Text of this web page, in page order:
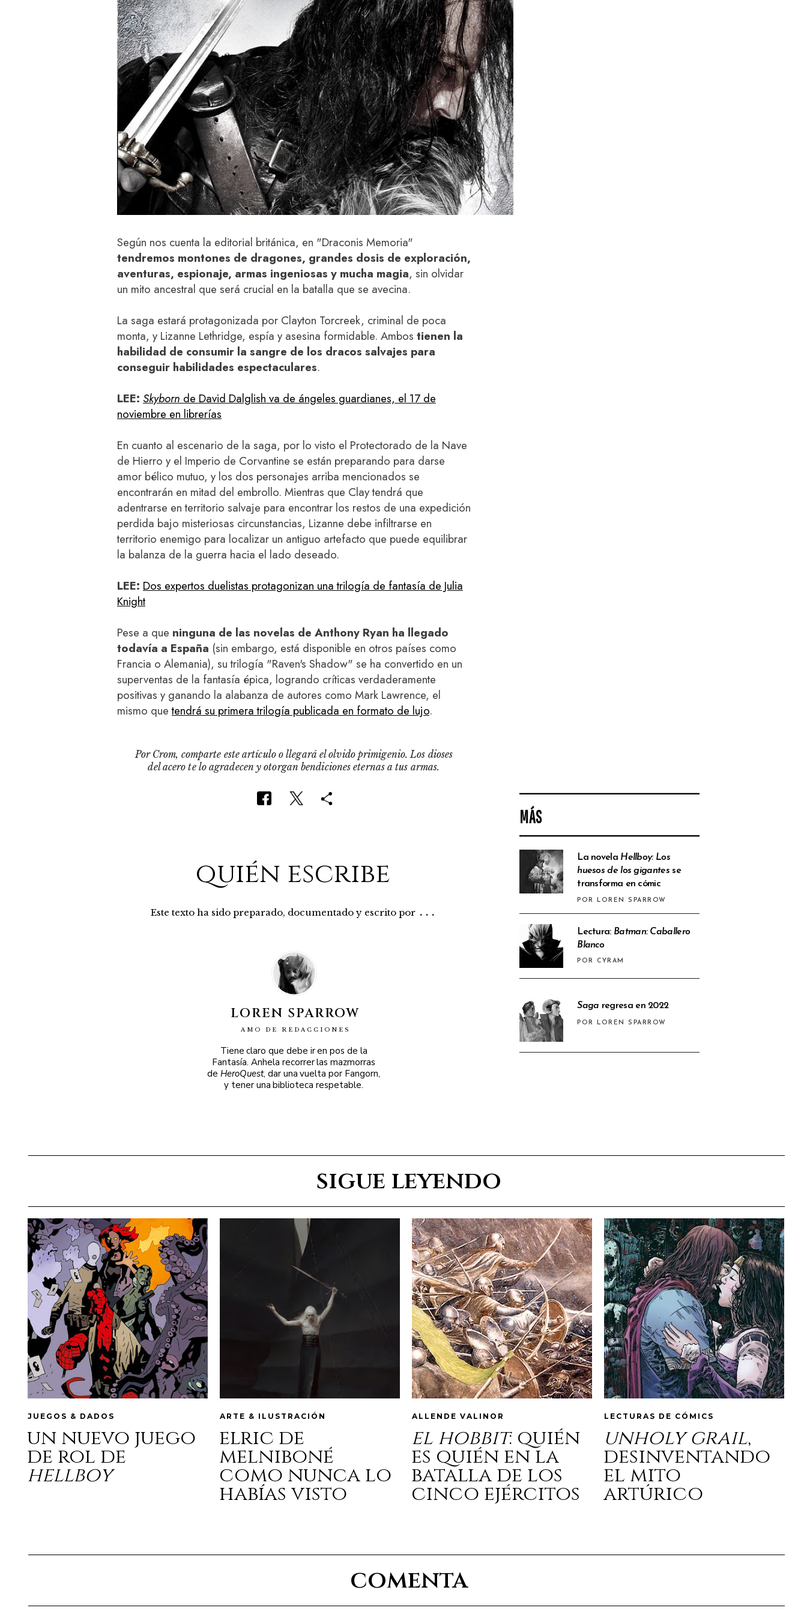
MÁS
La novela Hellboy: Los
huesos de los gigantesse
transforma en cómic
POR LOREN SPARROW
Lectura: Batman: Caballero
Blanco
POR CYRAM
Saga regresa en 2022
POR LOREN SPARROW
Según nos cuenta la editorial británica, en "Draconis Memoria"
tendremos montones de dragones, grandes dosis de exploración,
aventuras, espionaje, armas ingeniosas y mucha magia, sin olvidar
un mito ancestral que será crucial en la batalla que se avecina.
La saga estará protagonizada por Clayton Torcreek, criminal de poca
monta, y Lizanne Lethridge, espía y asesina formidable. Ambos tienen la
habilidad de consumir la sangre de los dracos salvajes para
conseguir habilidades espectaculares.
LEE: Skybornde David Dalglish va de ángeles guardianes, el 17 de
noviembre en librerías
En cuanto al escenario de la saga, por lo visto el Protectorado de la Nave
de Hierro y el Imperio de Corvantine se están preparando para darse
amor bélico mutuo, y los dos personajes arriba mencionados se
encontrarán en mitad del embrollo. Mientras que Clay tendrá que
adentrarse en territorio salvaje para encontrar los restos de una expedición
perdida bajo misteriosas circunstancias, Lizanne debe infiltrarse en
territorio enemigo para localizar un antiguo artefacto que puede equilibrar
la balanza de la guerra hacia el lado deseado.
LEE: Dos expertos duelistas protagonizan una trilogía de fantasía de Julia
Knight
Pese a que ninguna de las novelas de Anthony Ryan ha llegado
todavía a España (sin embargo, está disponible en otros países como
Francia o Alemania), su trilogía "Raven's Shadow" se ha convertido en un
superventas de la fantasía épica, logrando críticas verdaderamente
positivas y ganando la alabanza de autores como Mark Lawrence, el
mismo quetendrá su primera trilogía publicada en formato de lujo.
Por Crom, comparte este artículo o llegará el olvido primigenio. Los dioses
del acero te lo agradecen y otorgan bendiciones eternas a tus armas.
quién escribe
Este texto ha sido preparado, documentado y escrito por ...
LOREN SPARROW
AMO DE REDACCIONES
Tiene claro que debe ir en pos de la
Fantasía. Anhela recorrer las mazmorras
de HeroQuest, dar una vuelta por Fangorn,
y tener una biblioteca respetable.
sigue leyendo
JUEGOS & DADOS
un nuevo juego
de rol de
hellboy
ARTE & ILUSTRACIÓN
elric de
melniboné
como nunca lo
habías visto
ALLENDE VALINOR
el hobbit: quién
es quién en la
batalla de los
cinco ejércitos
LECTURAS DE CÓMICS
unholy grail,
desinventando
el mito
artúrico
comenta